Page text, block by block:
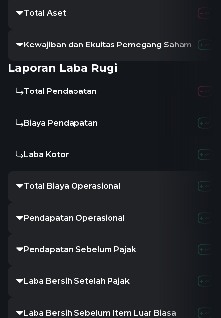
Total Aset
Kewajiban dan Ekuitas Pemegang Saham
Laporan Laba Rugi
Total Pendapatan
Biaya Pendapatan
Laba Kotor
Total Biaya Operasional
Pendapatan Operasional
Pendapatan Sebelum Pajak
Laba Bersih Setelah Pajak
Laba Bersih Sebelum Item Luar Biasa